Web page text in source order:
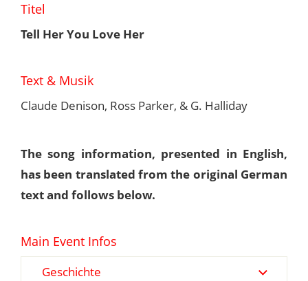
Titel
Tell Her You Love Her
Text & Musik
Claude Denison, Ross Parker, & G. Halliday
The song information, presented in English,
has been translated from the original German
text and follows below.
Main Event Infos
Geschichte